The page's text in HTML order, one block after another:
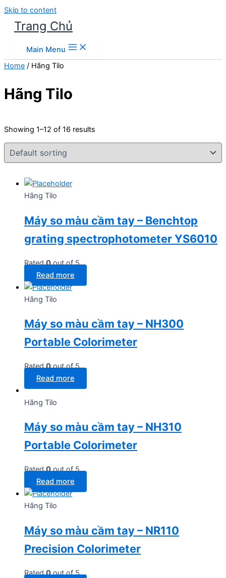
Skip to content
Trang Chủ
Main Menu
Home / Hãng Tilo
Hãng Tilo
Showing 1–12 of 16 results
Hãng Tilo
Máy so màu cầm tay – Benchtop
grating spectrophotometer YS6010
Rated0out of 5
Read more
Hãng Tilo
Máy so màu cầm tay – NH300
Portable Colorimeter
Rated0out of 5
Read more
Hãng Tilo
Máy so màu cầm tay – NH310
Portable Colorimeter
Rated0out of 5
Read more
Hãng Tilo
Máy so màu cầm tay – NR110
Precision Colorimeter
Rated0out of 5